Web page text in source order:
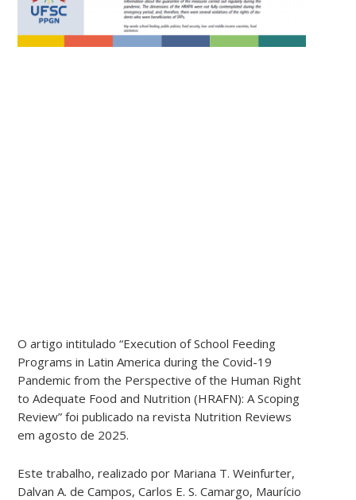
O artigo intitulado “Execution of School Feeding
Programs in Latin America during the Covid-19
Pandemic from the Perspective of the Human Right
to Adequate Food and Nutrition (HRAFN): A Scoping
Review” foi publicado na revista Nutrition Reviews
em agosto de 2025.
Este trabalho, realizado por Mariana T. Weinfurter,
Dalvan A. de Campos, Carlos E. S. Camargo, Maurício